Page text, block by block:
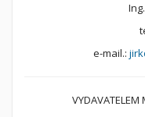
e-mail.:
VYDAVATELEM